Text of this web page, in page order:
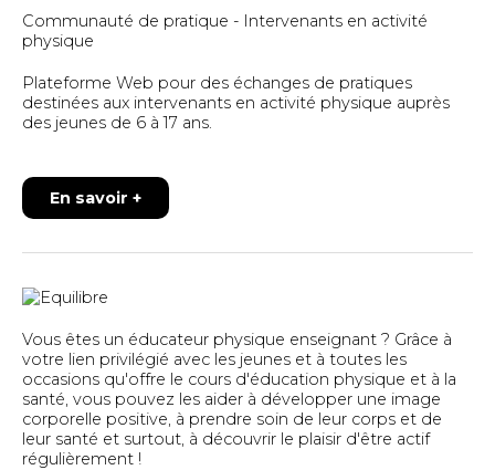
Communauté de pratique - Intervenants en activité
physique
Plateforme Web pour des échanges de pratiques
destinées aux intervenants en activité physique auprès
des jeunes de 6 à 17 ans.
En savoir +
Vous êtes un éducateur physique enseignant ? Grâce à
votre lien privilégié avec les jeunes et à toutes les
occasions qu'offre le cours d'éducation physique et à la
santé, vous pouvez les aider à développer une image
corporelle positive, à prendre soin de leur corps et de
leur santé et surtout, à découvrir le plaisir d'être actif
régulièrement !